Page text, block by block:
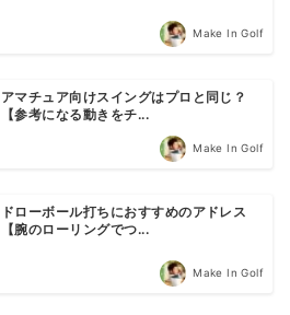
Make In Golf
アマチュア向けスイングはプロと同じ？
【参考になる動きをチ...
Make In Golf
ドローボール打ちにおすすめのアドレス
【腕のローリングでつ...
Make In Golf